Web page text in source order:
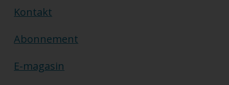
Kontakt
Abonnement
E-magasin